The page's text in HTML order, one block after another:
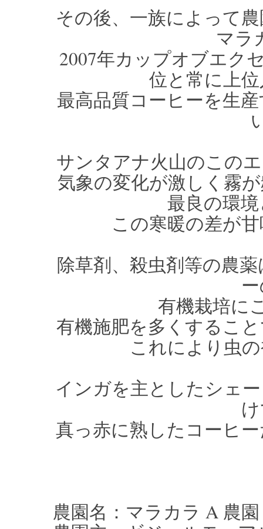
その後、一族によって
マラ
2007年カップオブエク
位と常に上
最高品質コーヒーを生
サンタアナ火山のこの
気象の変化が激しく霧
最良の環
この寒暖の差が
除草剤、殺虫剤等の農
有機栽培に
有機施肥を多くするこ
これにより虫
インガを主としたシェ
真っ赤に熟したコーヒ
農園名：マラカラ A 農園